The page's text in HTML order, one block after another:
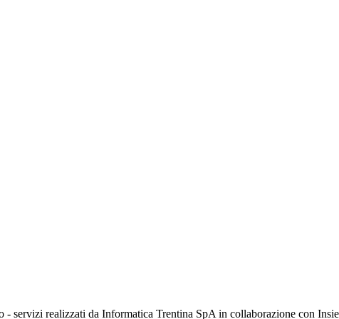
- servizi realizzati da Informatica Trentina SpA in collaborazione con